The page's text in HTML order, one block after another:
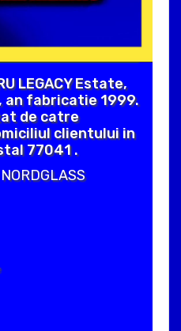
LEGACY Estate,
an fabricatie 1999.
de catre
clientului in
77041 .